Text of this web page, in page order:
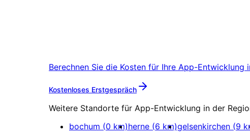
Berechnen Sie die Kosten für Ihre App-Entwicklung
Kostenloses Erstgespräch
Weitere Standorte für App-Entwicklung in der
bochum (0 km)herne (6 km)gelsenkirchen (9